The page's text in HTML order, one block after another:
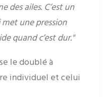
des ailes. C’est un
une pression
quand c’est dur."
le doublé à
individuel et celui